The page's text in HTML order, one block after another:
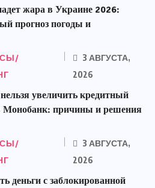
жара в Украине 2026:
прогноз погоды и
3 АВГУСТА,
2026
увеличить кредитный
Монобанк: причины и решения
3 АВГУСТА,
2026
деньги с заблокированной